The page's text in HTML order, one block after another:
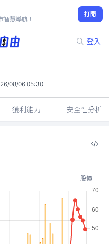
智慧導航！
打開
登入
08/06 05:30
獲利能力 安全性分析